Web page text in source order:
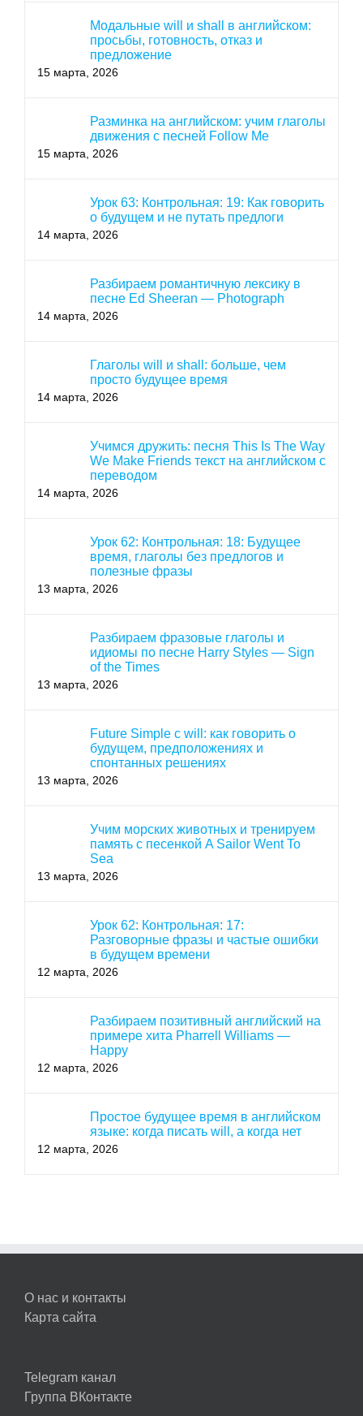
Модальные will и shall в английском:
просьбы, готовность, отказ и
предложение
15 марта, 2026
Разминка на английском: учим глаголы
движения с песней Follow Me
15 марта, 2026
Урок 63: Контрольная: 19: Как говорить
о будущем и не путать предлоги
14 марта, 2026
Разбираем романтичную лексику в
песне Ed Sheeran — Photograph
14 марта, 2026
Глаголы will и shall: больше, чем
просто будущее время
14 марта, 2026
Учимся дружить: песня This Is The Way
We Make Friends текст на английском с
переводом
14 марта, 2026
Урок 62: Контрольная: 18: Будущее
время, глаголы без предлогов и
полезные фразы
13 марта, 2026
Разбираем фразовые глаголы и
идиомы по песне Harry Styles — Sign
of the Times
13 марта, 2026
Future Simple с will: как говорить о
будущем, предположениях и
спонтанных решениях
13 марта, 2026
Учим морских животных и тренируем
память с песенкой A Sailor Went To
Sea
13 марта, 2026
Урок 62: Контрольная: 17:
Разговорные фразы и частые ошибки
в будущем времени
12 марта, 2026
Разбираем позитивный английский на
примере хита Pharrell Williams —
Happy
12 марта, 2026
Простое будущее время в английском
языке: когда писать will, а когда нет
12 марта, 2026
О нас и контакты
Карта сайта
Telegram канал
Группа ВКонтакте